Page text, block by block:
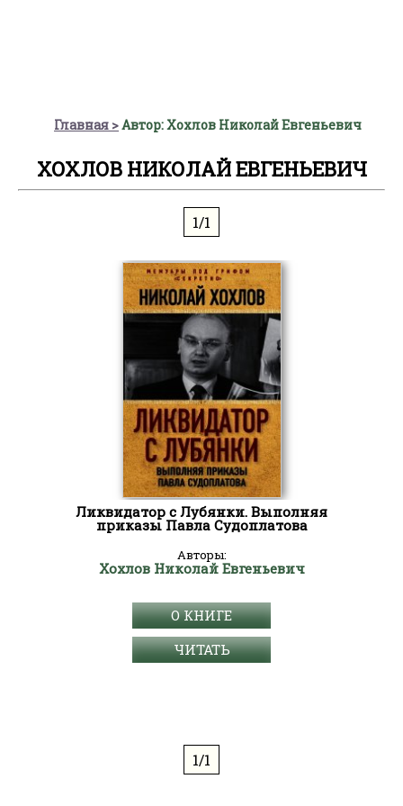
Главная Автор: Хохлов Николай Евгеньевич
ХОХЛОВ НИКОЛАЙ ЕВГЕНЬЕВИЧ
1/1
Ликвидатор с Лубянки. Выполняя
приказы Павла Судоплатова
Авторы:
Хохлов Николай Евгеньевич
О КНИГЕ
ЧИТАТЬ
1/1